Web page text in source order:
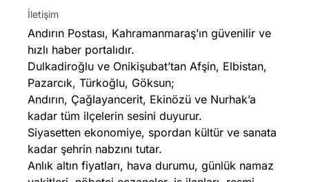
İletişim
Andırın Postası, Kahramanmaraş’ın güvenilir ve
hızlı haber portalıdır.
Dulkadiroğlu ve Onikişubat’tan Afşin, Elbistan,
Pazarcık, Türkoğlu, Göksun;
Andırın, Çağlayancerit, Ekinözü ve Nurhak’a
kadar tüm ilçelerin sesini duyurur.
Siyasetten ekonomiye, spordan kültür ve sanata
kadar şehrin nabzını tutar.
Anlık altın fiyatları, hava durumu, günlük namaz